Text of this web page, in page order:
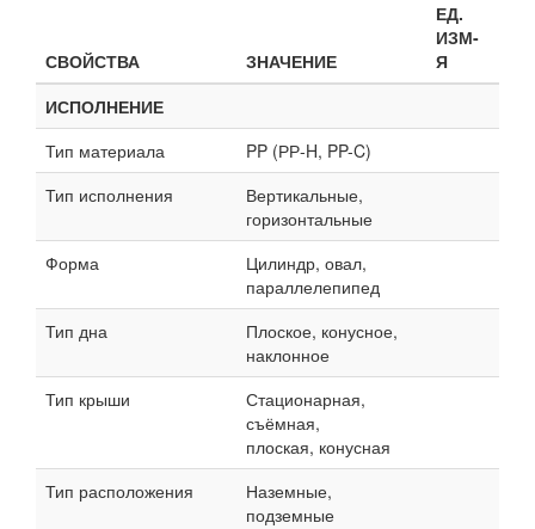
СВОЙСТВА ЗНАЧЕНИЕ
ЕД.
ИЗМ-
Я
ИСПОЛНЕНИЕ
Тип материала
PP (РР-H, PP-C)
Тип исполнения
Вертикальные,
горизонтальные
Форма
Цилиндр, овал,
параллелепипед
Тип дна
Плоское, конусное,
наклонное
Тип крыши
Стационарная,
съёмная,
плоская, конусная
Тип расположения
Наземные,
подземные